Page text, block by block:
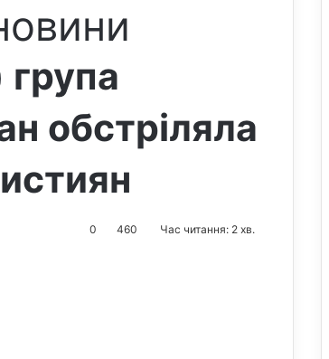
обстріляла
0 460 Час читання: 2 хв.